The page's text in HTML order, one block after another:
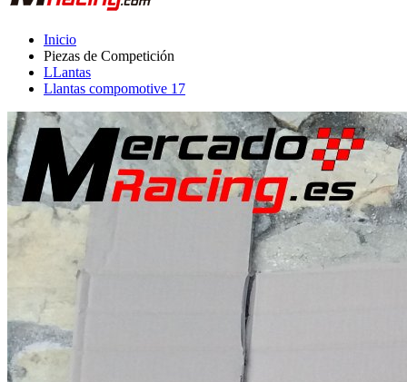
Inicio
Piezas de Competición
LLantas
Llantas compomotive 17